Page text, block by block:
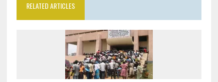
RELATED ARTICLES